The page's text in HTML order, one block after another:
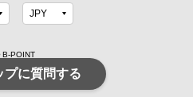
B-POINT
プに質問する